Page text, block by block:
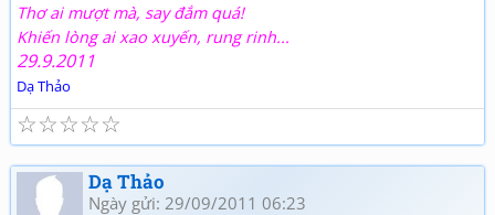
Thơ ai mượt mà, say đắm quá!
Khiến lòng ai xao xuyến, rung rinh...
29.9.2011
Dạ Thảo
☆
☆
☆
☆
☆
Dạ Thảo
Ngày gửi: 29/09/2011 06:23